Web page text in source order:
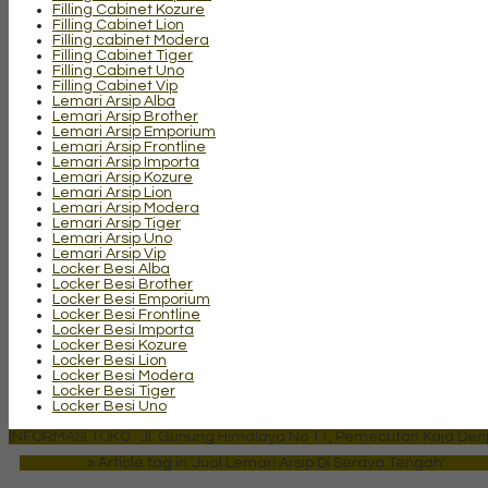
Filling Cabinet Kozure
Filling Cabinet Lion
Filling cabinet Modera
Filling Cabinet Tiger
Filling Cabinet Uno
Filling Cabinet Vip
Lemari Arsip Alba
Lemari Arsip Brother
Lemari Arsip Emporium
Lemari Arsip Frontline
Lemari Arsip Importa
Lemari Arsip Kozure
Lemari Arsip Lion
Lemari Arsip Modera
Lemari Arsip Tiger
Lemari Arsip Uno
Lemari Arsip Vip
Locker Besi Alba
Locker Besi Brother
Locker Besi Emporium
Locker Besi Frontline
Locker Besi Importa
Locker Besi Kozure
Locker Besi Lion
Locker Besi Modera
Locker Besi Tiger
Locker Besi Uno
INFORMASI TOKO : Jl. Gunung Himalaya No 11, Pemecutan Kaja
» Article tag in 'Jual Lemari Arsip Di Seraya Tengah'